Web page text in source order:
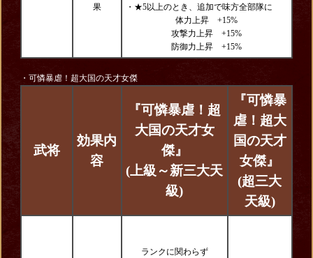
果
・★5以上のとき、追加で味方全部隊に
体力上昇 +15%
攻撃力上昇 +15%
防御力上昇 +15%
・可憐暴虐！超大国の天才女傑
武将
効果内
容
『可憐暴虐！超
大国の天才女
傑』
(上級～新三大天
級)
『可憐暴
虐！超大
国の天才
女傑』
(超三大
天級)
ランクに関わらず